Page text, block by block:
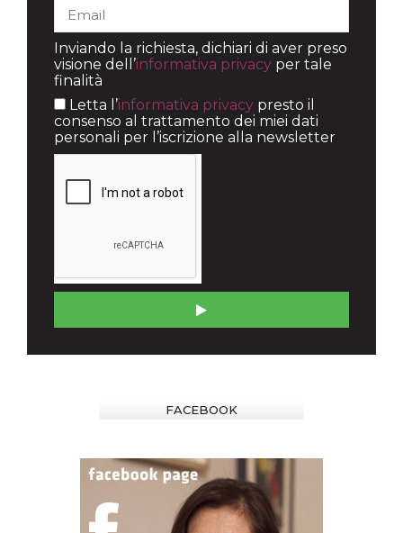
Inviando la richiesta, dichiari di aver preso
visione dell’informativa privacy per tale
finalità
Letta l’informativa privacy presto il
consenso al trattamento dei miei dati
personali per l’iscrizione alla newsletter
FACEBOOK